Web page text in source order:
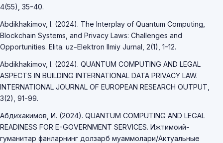
4(55), 35-40.
Abdikhakimov, I. (2024). The Interplay of Quantum Computing,
Blockchain Systems, and Privacy Laws: Challenges and
Opportunities. Elita. uz-Elektron Ilmiy Jurnal, 2(1), 1-12.
Abdikhakimov, I. (2024). QUANTUM COMPUTING AND LEGAL
ASPECTS IN BUILDING INTERNATIONAL DATA PRIVACY LAW.
INTERNATIONAL JOURNAL OF EUROPEAN RESEARCH OUTPUT,
3(2), 91-99.
Абдихакимов, И. (2024). QUANTUM COMPUTING AND LEGAL
READINESS FOR E-GOVERNMENT SERVICES. Ижтимоий-
гуманитар фанларнинг долзарб муаммолари/Актуальные